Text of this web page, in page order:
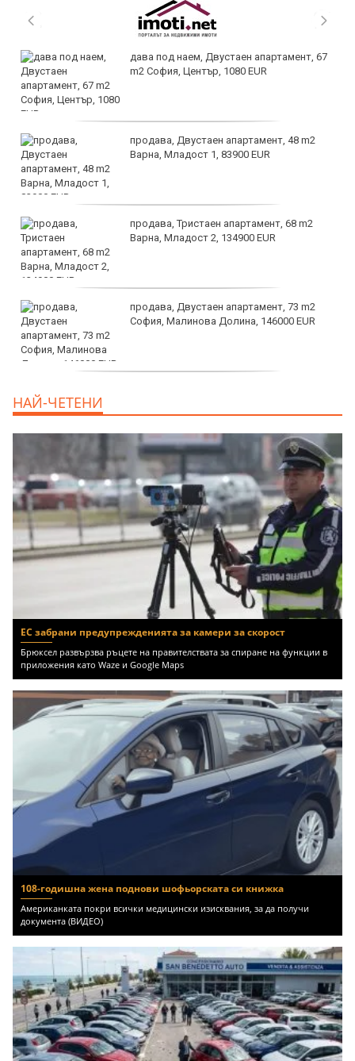
дава под наем, Двустаен апартамент, 67
m2 София, Център, 1080 EUR
продава, Двустаен апартамент, 48 m2
Варна, Младост 1, 83900 EUR
продава, Тристаен апартамент, 68 m2
Варна, Младост 2, 134900 EUR
продава, Двустаен апартамент, 73 m2
София, Малинова Долина, 146000 EUR
НАЙ-ЧЕТЕНИ
ЕС забрани предупрежденията за камери за скорост
Брюксел развързва ръцете на правителствата за спиране на функции в
приложения като Waze и Google Maps
108-годишна жена поднови шофьорската си книжка
Американката покри всички медицински изисквания, за да получи
документа (ВИДЕО)